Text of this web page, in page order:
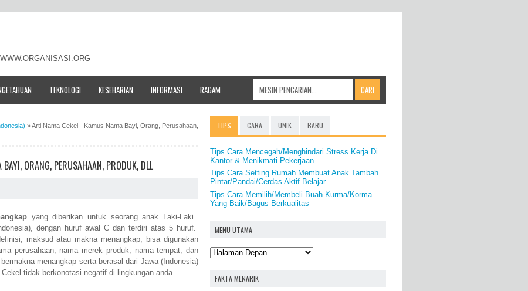
TEKNOLOGI KESEHARIAN INFORMASI RAGAM
»Arti Nama Cekel - Kamus Nama Bayi, Orang, Perusahaan,
ORANG, PERUSAHAAN, PRODUK, DLL
yang diberikan untuk seorang anak Laki-Laki.
dengan huruf awal C dan terdiri atas 5 huruf.
maksud atau makna menangkap, bisa digunakan
perusahaan, nama merek produk, nama tempat, dan
menangkap serta berasal dari Jawa (Indonesia)
tidak berkonotasi negatif di lingkungan anda.
TIPS CARA UNIK BARU
Tips Cara Mencegah/Menghindari Stress Kerja Di
Kantor & Menikmati Pekerjaan
Tips Cara Setting Rumah Membuat Anak Tambah
Pintar/Pandai/Cerdas Aktif Belajar
Tips Cara Memilih/Membeli Buah Kurma/Korma
Yang Baik/Bagus Berkualitas
MENU UTAMA
FAKTA MENARIK